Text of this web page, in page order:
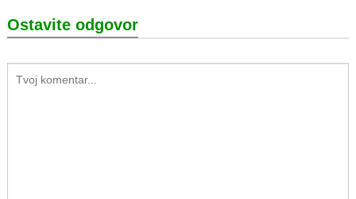
Ostavite odgovor